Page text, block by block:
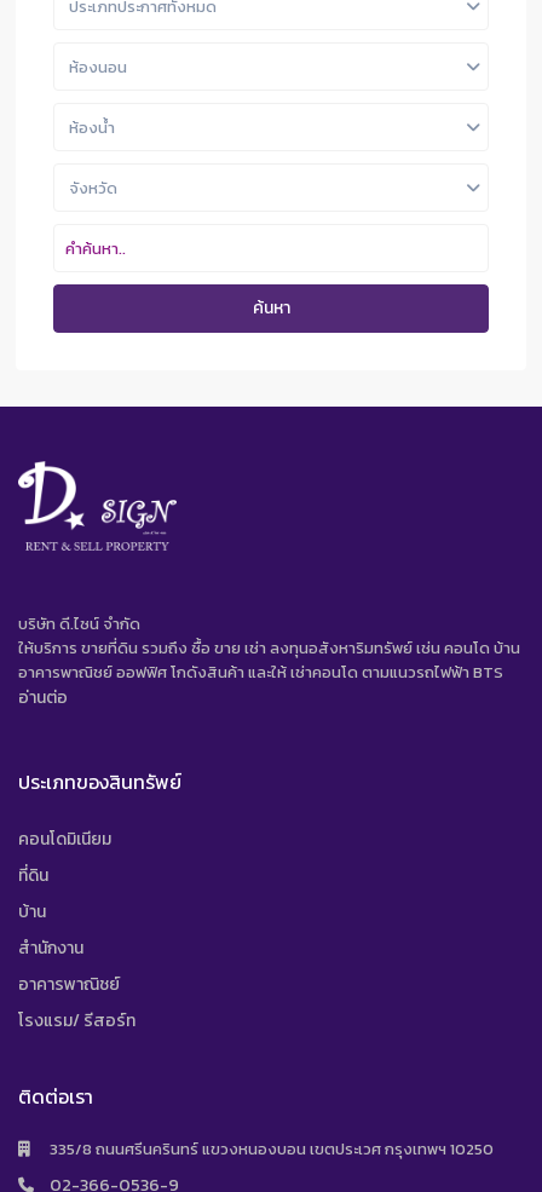
ประเภทประกาศทั้งหมด
ห้องนอน
ห้องน้ำ
จังหวัด
ค้นหา
บริษัท ดี.ไซน์ จํากัด
ให้บริการ ขายที่ดิน รวมถึง ซื้อ ขาย เช่า ลงทุนอสังหาริมทรัพย์ เช่น คอนโด บ้าน
อาคารพาณิชย์ ออฟฟิศ โกดังสินค้า และให้ เช่าคอนโด ตามแนวรถไฟฟ้า BTS
อ่านต่อ
ประเภทของสินทรัพย์
คอนโดมิเนียม
ที่ดิน
บ้าน
สำนักงาน
อาคารพาณิชย์
โรงแรม/ รีสอร์ท
ติดต่อเรา
335/8 ถนนศรีนครินทร์ แขวงหนองบอน เขตประเวศ กรุงเทพฯ 10250
02-366-0536-9